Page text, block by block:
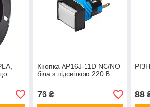
Кнопка AP16J-11D NC/NO
біла з підсвіткою 220 В
76₴ 88